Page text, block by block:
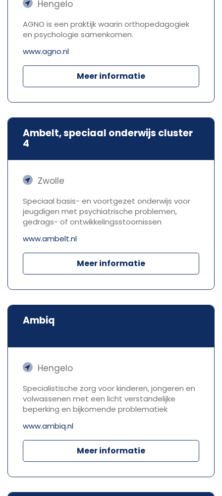
Hengelo
AGNO is een praktijk waarin orthopedagogiek
en psychologie samenkomen.
www.agno.nl
Meer informatie
Ambelt, speciaal onderwijs cluster
4
Zwolle
Speciaal basis- en voortgezet onderwijs voor
jeugdigen met psychiatrische problemen,
gedrags- of ontwikkelingsstoornissen
www.ambelt.nl
Meer informatie
Ambiq
Hengelo
Specialistische zorg voor kinderen, jongeren en
volwassenen met een licht verstandelijke
beperking en bijkomende problematiek
www.ambiq.nl
Meer informatie